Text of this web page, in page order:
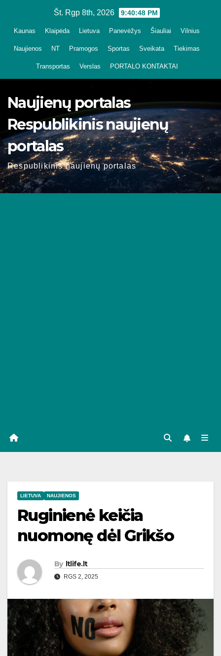
Št. Rgp 8th, 2026 9:40:48 PM
Kaunas Klaipėda Lietuva Panevėžys Šiauliai Vilnius
Naujienos NT Pramogos Sportas Sveikata Tiekimas
Transportas Verslas PORTALO KONTAKTAI
Naujienų portalas
Respublikinis naujienų
portalas
Respublikinis naujienų portalas
LIETUVA NAUJIENOS
Ruginienė keičia
nuomonę dėl Grikšo
By ltlife.lt
RGS 2, 2025